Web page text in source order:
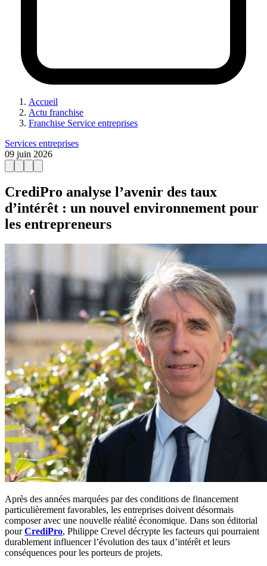
Accueil
Actu franchise
Franchise Service entreprises
Services entreprises
09 juin 2026
CrediPro analyse l’avenir des taux
d’intérêt : un nouvel environnement pour
les entrepreneurs
Après des années marquées par des conditions de financement
particulièrement favorables, les entreprises doivent désormais
composer avec une nouvelle réalité économique. Dans son éditorial
pourCrediPro, Philippe Crevel décrypte les facteurs qui pourraient
durablement influencer l’évolution des taux d’intérêt et leurs
conséquences pour les porteurs de projets.